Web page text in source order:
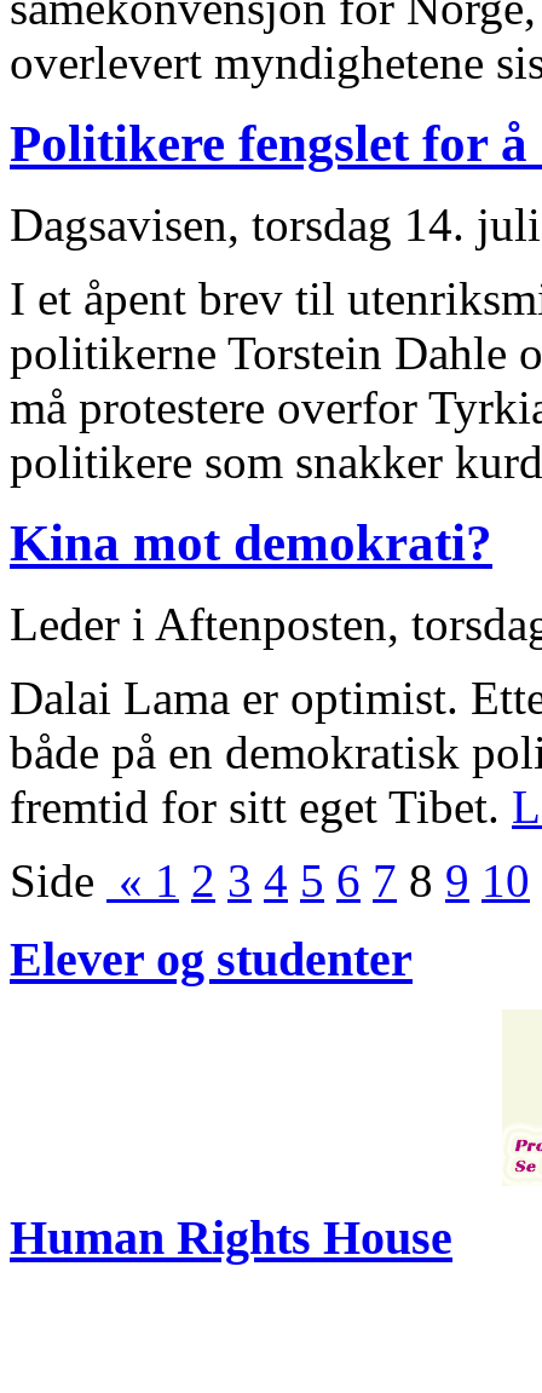
overlevert myndighetene
Politikere fengslet for
Dagsavisen, torsdag 14.
I et åpent brev til
politikerne Torstein Dahle
må protestere overfor
politikere som snakker
Kina mot demokrati?
Leder i Aftenposten,
Dalai Lama er optimist.
både på en demokratisk
fremtid for sitt eget Tibet.
Side « 1 2 3 4 5 6 7 8 9 10
Elever og studenter
Human Rights House